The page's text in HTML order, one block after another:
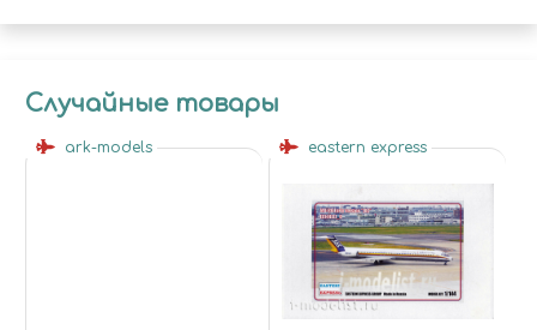
Случайные товары
ark-models eastern express